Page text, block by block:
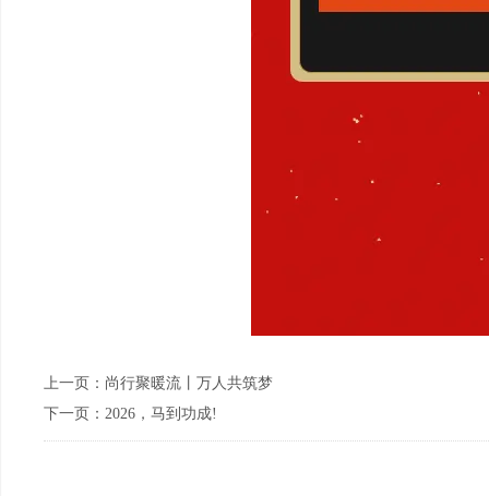
上一页： 尚行聚暖流丨万人共筑梦
下一页： 2026，马到功成!